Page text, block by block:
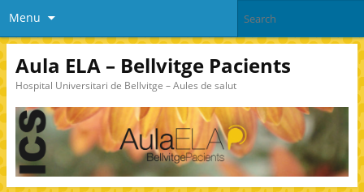
Menu
Aula ELA – Bellvitge Pacients
Hospital Universitari de Bellvitge – Aules de salut